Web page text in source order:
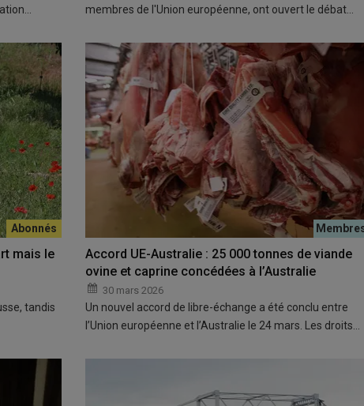
membres de l'Union européenne, ont ouvert le débat…
mais le
tandis
Accord UE-Australie : 25 000 tonnes de viande
ovine et caprine concédées à l’Australie
30 mars 2026
Un nouvel accord de libre-échange a été conclu entre
l’Union européenne et l’Australie le 24 mars. Les droits…